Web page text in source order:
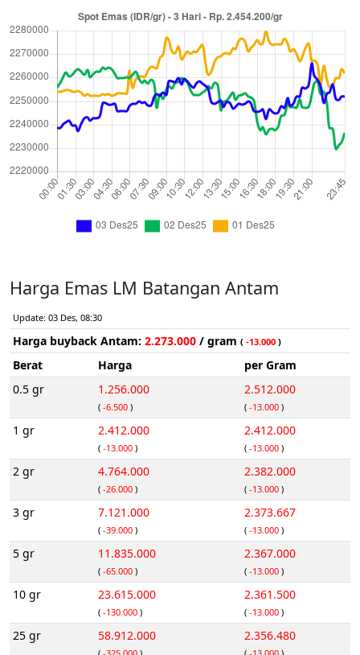
Harga Emas LM Batangan Antam
Update: 03 Des, 08:30
Harga buyback Antam: 2.273.000 / gram ( -13.000 )
Berat Harga
per Gram
0.5 gr
1.256.000
( -6.500 )
2.512.000
( -13.000 )
1 gr 2.412.000
( -13.000 )
2.412.000
( -13.000 )
2 gr 4.764.000
( -26.000 )
2.382.000
( -13.000 )
3 gr 7.121.000
( -39.000 )
2.373.667
( -13.000 )
5 gr 11.835.000
( -65.000 )
2.367.000
( -13.000 )
10 gr 23.615.000
( -130.000 )
2.361.500
( -13.000 )
25 gr 58.912.000 2.356.480